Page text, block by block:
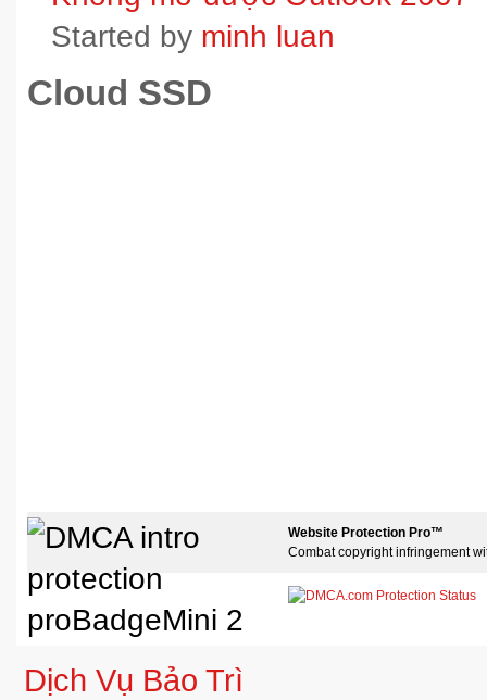
Started by minh luan
Cloud SSD
Website Protection Pro™
Combat copyright infringement
Dịch Vụ Bảo Trì